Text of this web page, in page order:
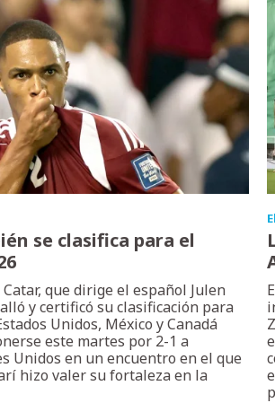
se clasifica para el
Catar, que dirige el español Julen
y certificó su clasificación para
Unidos, México y Canadá
este martes por 2-1 a
Unidos en un encuentro en el que
hizo valer su fortaleza en la